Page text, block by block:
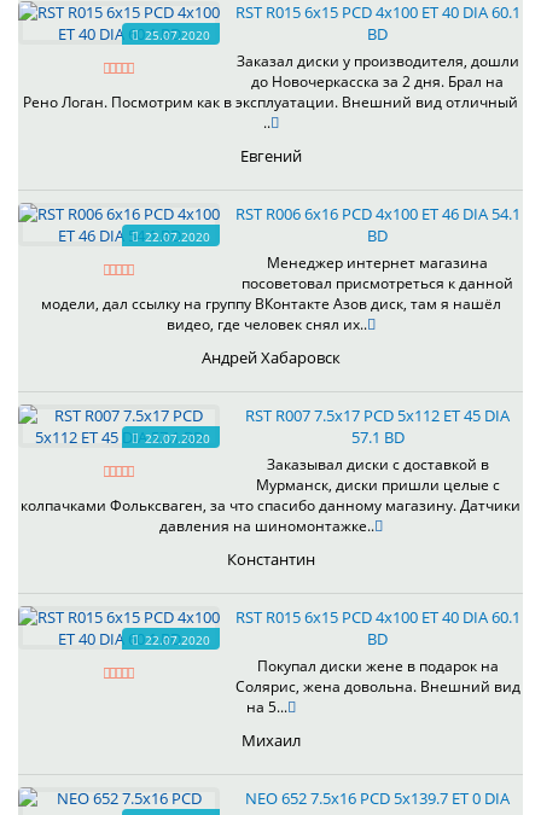
25.07.2020
RST R015 6x15 PCD 4x100 ET 40 DIA 60.1
BD
Заказал диски у производителя, дошли
до Новочеркасска за 2 дня. Брал на
Рено Логан. Посмотрим как в эксплуатации. Внешний вид отличный
..
Евгений
22.07.2020
RST R006 6x16 PCD 4x100 ET 46 DIA 54.1
BD
Менеджер интернет магазина
посоветовал присмотреться к данной
модели, дал ссылку на группу ВКонтакте Азов диск, там я нашёл
видео, где человек снял их..
Андрей Хабаровск
22.07.2020
RST R007 7.5x17 PCD 5x112 ET 45 DIA
57.1 BD
Заказывал диски с доставкой в
Мурманск, диски пришли целые с
колпачками Фольксваген, за что спасибо данному магазину. Датчики
давления на шиномонтажке..
Константин
22.07.2020
RST R015 6x15 PCD 4x100 ET 40 DIA 60.1
BD
Покупал диски жене в подарок на
Солярис, жена довольна. Внешний вид
на 5...
Михаил
NEO 652 7.5x16 PCD 5x139.7 ET 0 DIA